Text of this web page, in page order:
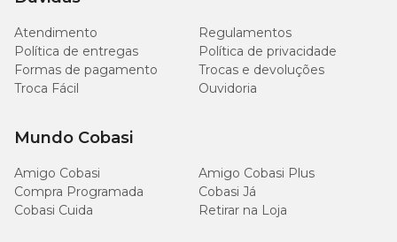
Extrato Etéreo (mín.) 30 g/kg (3%)
Matéria Fibrosa (máx.) 20 g/kg (2%)
Cálcio (mín. - máx.)
1500 - 5000
Atendimento
Regulamentos
Política de entregas
Política de privacidade
Formas de pagamento
Trocas e devoluções
Troca Fácil
Ouvidoria
Mundo Cobasi
Amigo Cobasi
Amigo Cobasi Plus
Compra Programada
Cobasi Já
Cobasi Cuida
Retirar na Loja